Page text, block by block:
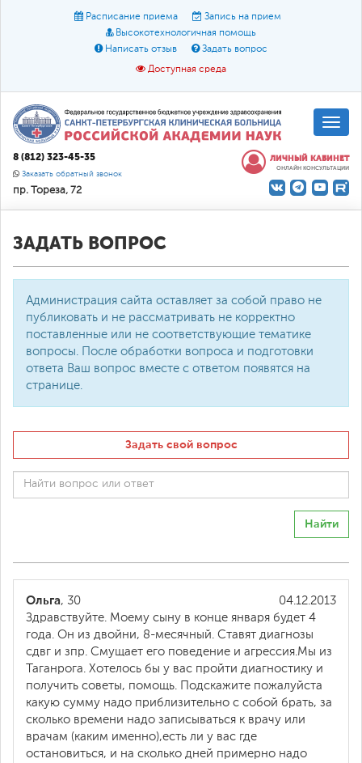
Расписание приема
Запись на прием
Высокотехнологичная помощь
Написать отзыв
Задать вопрос
Доступная среда
Размер шрифта: A A A
Цвет:
О доступной среде
8 (812) 323-45-35
Заказать обратный звонок
пр. Тореза, 72
ЛИЧНЫЙ КАБИНЕТ
ОНЛАЙН КОНСУЛЬТАЦИИ
ЗАДАТЬ ВОПРОС
Администрация сайта оставляет за собой право не
публиковать и не рассматривать не корректно
поставленные или не соответствующие тематике
вопросы. После обработки вопроса и подготовки
ответа Ваш вопрос вместе с ответом появятся на
странице.
Задать свой вопрос
Найти
04.12.2013
Ольга, 30
Здравствуйте. Моему сыну в конце января будет 4
года. Он из двойни, 8-месячный. Ставят диагнозы
сдвг и зпр. Смущает его поведение и агрессия.Мы из
Таганрога. Хотелось бы у вас пройти диагностику и
получить советы, помощь. Подскажите пожалуйста
какую сумму надо приблизительно с собой брать, за
сколько времени надо записываться к врачу или
врачам (каким именно),есть ли у вас где
остановиться, и на сколько дней примерно надо